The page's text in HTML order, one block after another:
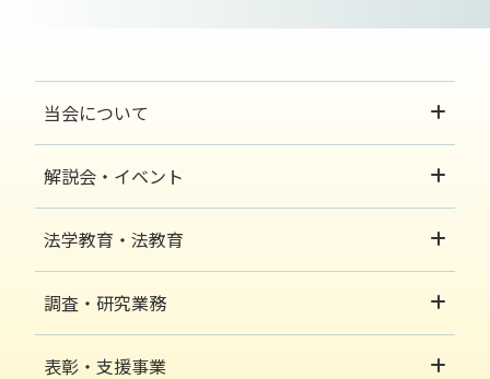
当会について
解説会・イベント
法学教育・法教育
調査・研究業務
表彰・支援事業